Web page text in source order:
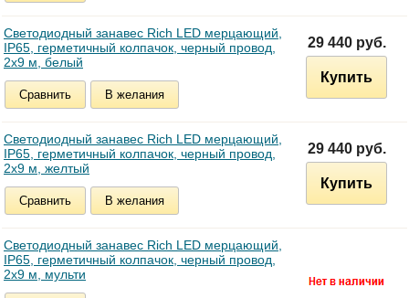
Светодиодный занавес Rich LED мерцающий,
IP65, герметичный колпачок, черный провод,
2х9 м, белый
Сравнить В желания
29 440 руб.
Купить
Светодиодный занавес Rich LED мерцающий,
IP65, герметичный колпачок, черный провод,
2х9 м, желтый
Сравнить В желания
29 440 руб.
Купить
Светодиодный занавес Rich LED мерцающий,
IP65, герметичный колпачок, черный провод,
2х9 м, мульти